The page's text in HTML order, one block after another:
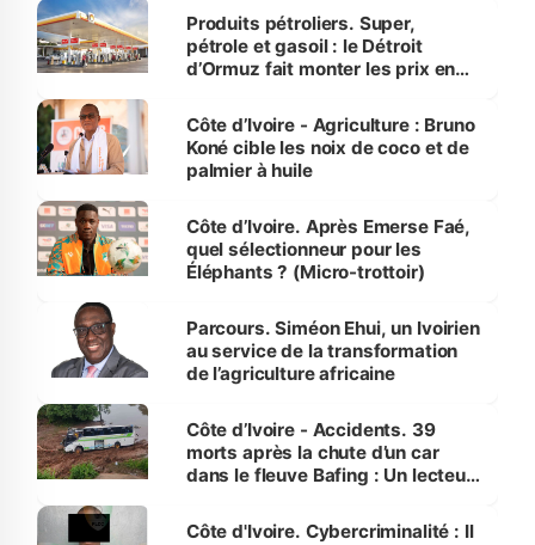
menacées
Produits pétroliers. Super,
pétrole et gasoil : le Détroit
d’Ormuz fait monter les prix en
Côte d’Ivoire - Agriculture : Bruno
Koné cible les noix de coco et de
palmier à huile
Côte d’Ivoire. Après Emerse Faé,
quel sélectionneur pour les
Éléphants ? (Micro-trottoir)
Parcours. Siméon Ehui, un Ivoirien
au service de la transformation
de l’agriculture africaine
Côte d’Ivoire - Accidents. 39
morts après la chute d’un car
dans le fleuve Bafing : Un lecteur
des Transports
Côte d'Ivoire. Cybercriminalité : Il